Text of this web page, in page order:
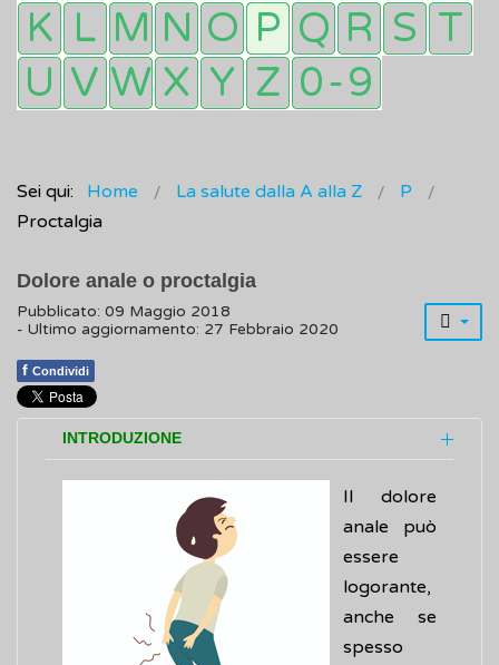
Sei qui: Home La salute dalla A alla Z
P
Proctalgia
Dolore anale o proctalgia
Pubblicato: 09 Maggio 2018
- Ultimo aggiornamento: 27 Febbraio 2020
f Condividi
INTRODUZIONE
Il dolore
anale può
essere
logorante,
anche se
spesso